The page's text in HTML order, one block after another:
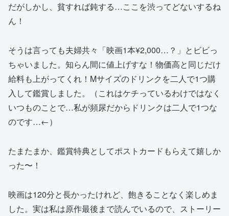
だがしかし、貧すれば鈍する…ここを渋ってどないするね
ん！
そうは言っても夫婦共々「映画1本¥2,000…？」とビビっ
ちゃいました。知らん間に値上げすな！物価高と同じだけ
給料も上がってくれ！Mサイズのドリンクを二人で1つ購
入して鑑賞しました。（これはケチっているわけではなく
いつものことで…私が頻尿だからドリンクは二人で1つな
のです…←）
たまたまか、鑑賞特典としてポストカードもらえて嬉しか
った〜！
映画は120分と長かったけれど、飽きることなく楽しめま
した。実は私は原作最後まで読んでいるので、ストーリー